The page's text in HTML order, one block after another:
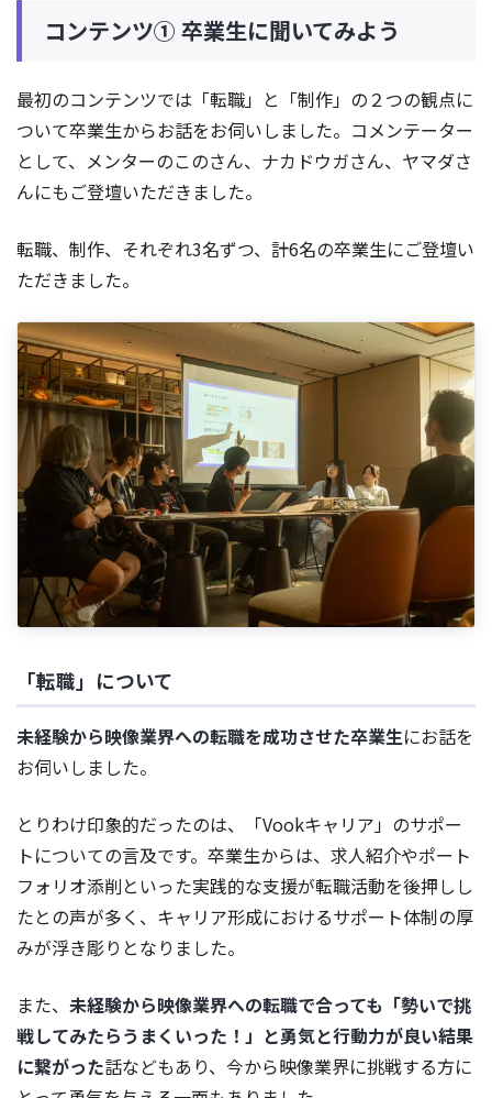
コンテンツ① 卒業生に聞いてみよう
最初のコンテンツでは「転職」と「制作」の２つの観点に
ついて卒業生からお話をお伺いしました。コメンテーター
として、メンターのこのさん、ナカドウガさん、ヤマダさ
んにもご登壇いただきました。
転職、制作、それぞれ3名ずつ、計6名の卒業生にご登壇い
ただきました。
「転職」について
未経験から映像業界への転職を成功させた卒業生にお話を
お伺いしました。
とりわけ印象的だったのは、「Vookキャリア」のサポー
トについての言及です。卒業生からは、求人紹介やポート
フォリオ添削といった実践的な支援が転職活動を後押しし
たとの声が多く、キャリア形成におけるサポート体制の厚
みが浮き彫りとなりました。
また、 未経験から映像業界への転職で合っても「勢いで挑
戦してみたらうまくいった！」と勇気と行動力が良い結果
に繋がった話などもあり、今から映像業界に挑戦する方に